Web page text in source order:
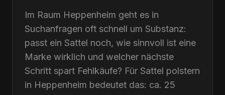
Im Raum Heppenheim geht es in
Suchanfragen oft schnell um Substanz:
passt ein Sattel noch, wie sinnvoll ist eine
Marke wirklich und welcher nächste
Schritt spart Fehlkäufe? Für Sattel polstern
in Heppenheim bedeutet das: ca. 25